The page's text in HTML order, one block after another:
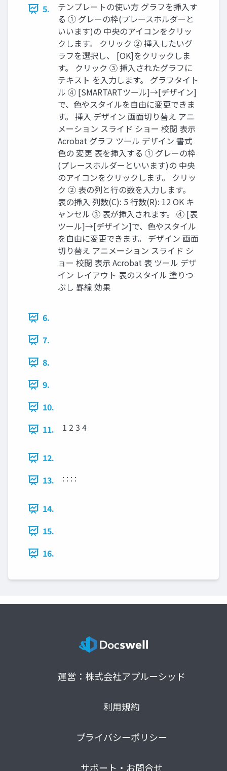
5.
テンプレートの使い方 グラフを挿入す
る ① グレーの枠(プレースホルダーと
いいます)の 中央のアイコンをクリッ
クします。 クリック ② 挿入したいグ
ラフを選択し、 [OK]をクリックしま
す。 クリック ③ 挿入されたグラフに
テキスト を入力します。 グラフタイト
ル ④ [SMARTARTツール]→[デザイン]
で、色やスタイルを自由に変更できま
す。 挿入 デザイン 画面切り替え アニ
メーション スライド ショー 校閲 表示
Acrobat グラフ ツール デザイン 書式
色の 変更 表を挿入する ① グレーの枠
(プレースホルダーといいます)の 中央
のアイコンをクリックします。 クリッ
ク ② 表の列と行の数を入力します。
表の挿入 列数(C): 5 行数(R): 12 OK キ
ャンセル ③ 表が挿入されます。 ④ [表
ツール]→[デザイン]で、色やスタイル
を自由に変更できます。 デザイン 画面
切り替え アニメーション スライド シ
ョー 校閲 表示 Acrobat 表 ツール デザ
イン レイアウト 表のスタイル 塗りつ
ぶし 罫線 効果
6.
7.
8.
9.
10.
11.
1 2 3 4
12.
13.
: : : :
14.
15.
16.
運営：株式会社アプルーシッド
利用規約
プライバシーポリシー
サポート・お問合せ